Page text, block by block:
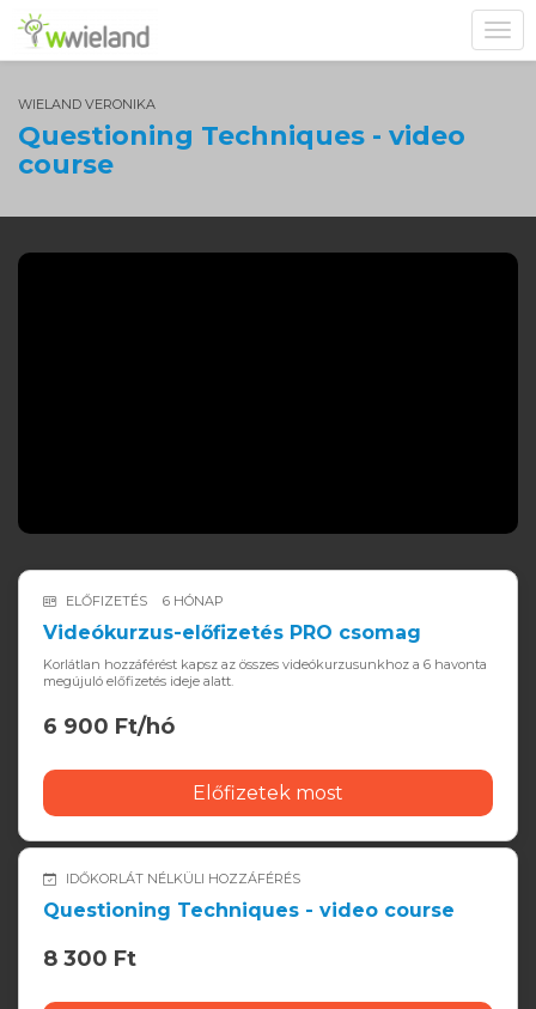
WIELAND VERONIKA
Questioning Techniques - video
course
ELŐFIZETÉS 6 HÓNAP
Videókurzus-előfizetés PRO csomag
Korlátlan hozzáférést kapsz az összes videókurzusunkhoz a 6 havonta
megújuló előfizetés ideje alatt.
6 900 Ft/hó
Előfizetek most
IDŐKORLÁT NÉLKÜLI HOZZÁFÉRÉS
Questioning Techniques - video course
8 300 Ft